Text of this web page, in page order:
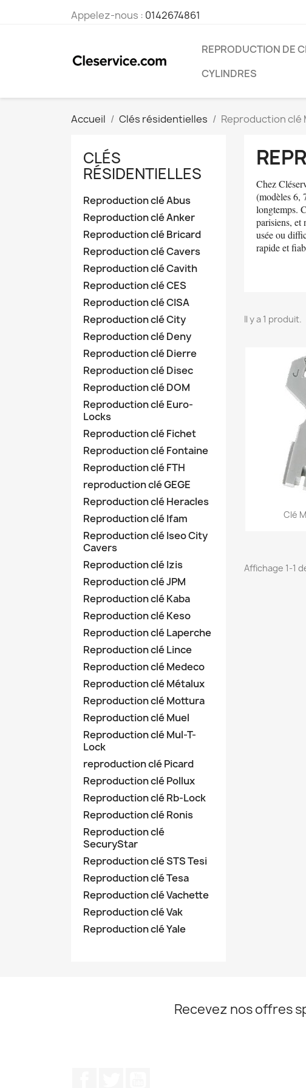
Appelez-nous : 0142674861
REPRODUCTION DE
CYLINDRES
Accueil Clés résidentielles Reproduction clé
CLÉS
RÉSIDENTIELLES
Reproduction clé Abus
Reproduction clé Anker
Reproduction clé Bricard
Reproduction clé Cavers
Reproduction clé Cavith
Reproduction clé CES
Reproduction clé CISA
Reproduction clé City
Reproduction clé Deny
Reproduction clé Dierre
Reproduction clé Disec
Reproduction clé DOM
Reproduction clé Euro-
Locks
Reproduction clé Fichet
Reproduction clé Fontaine
Reproduction clé FTH
reproduction clé GEGE
Reproduction clé Heracles
Reproduction clé Ifam
Reproduction clé Iseo City
Cavers
Reproduction clé Izis
Reproduction clé JPM
Reproduction clé Kaba
Reproduction clé Keso
Reproduction clé Laperche
Reproduction clé Lince
Reproduction clé Medeco
Reproduction clé Métalux
Reproduction clé Mottura
Reproduction clé Muel
Reproduction clé Mul-T-
Lock
reproduction clé Picard
Reproduction clé Pollux
Reproduction clé Rb-Lock
Reproduction clé Ronis
Reproduction clé
SecuryStar
Reproduction clé STS Tesi
Reproduction clé Tesa
Reproduction clé Vachette
Reproduction clé Vak
Reproduction clé Yale
Chez
(modèles 6,
longtemps.
parisiens, et
usée ou
rapide et
Il y a 1 produit.

Clé
Affichage 1-1
Recevez nos offres